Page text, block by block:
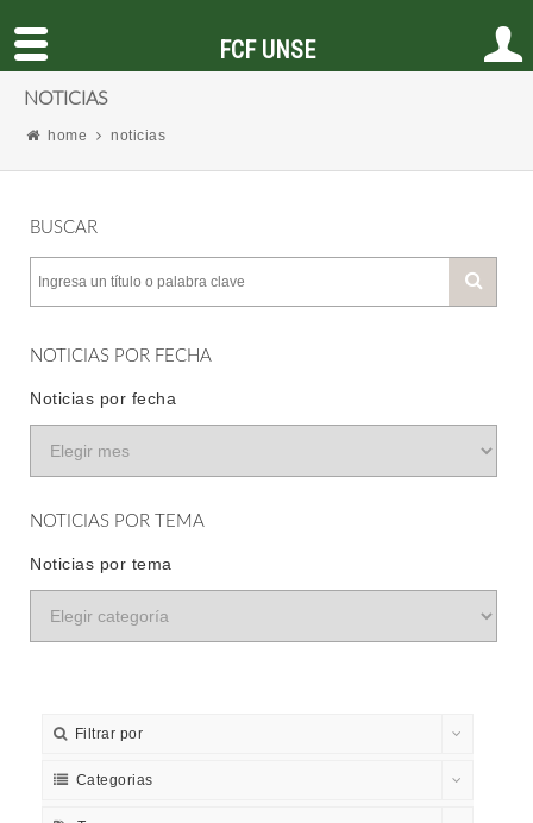
NOTICIAS
home noticias
BUSCAR
NOTICIAS POR FECHA
Noticias por fecha
NOTICIAS POR TEMA
Noticias por tema
Filtrar por
Categorias
FCF UNSE